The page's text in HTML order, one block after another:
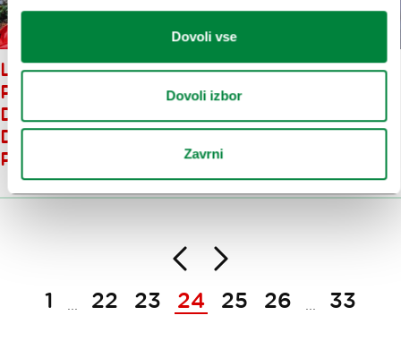
Dovoli vse
Dovoli izbor
Zavrni
LJUBLJANA SE JE PRVIČ
PREDSTAVILA NA SEJEMSKEM
DOGODKU V ISTANBULU –
DOBRI ODZIVI IN KONKRETNA
POVPRAŠEVANJA
NazajNaprej
1
22 23 24 25 26 33